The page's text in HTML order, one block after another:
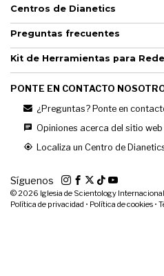
Centros de Dianetics
Preguntas frecuentes
Kit de Herramientas para
PONTE EN CONTACTO
¿Preguntas? Ponte en
Opiniones acerca del sitio web
Localiza un Centro de
Síguenos
© 2026 Iglesia de Scientology
Política de privacidad • Política de cookies •